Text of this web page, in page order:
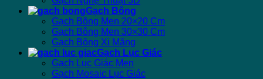
Gạch Bông
Gạch Bông Men 20×20 Cm
Gạch Bông Men 30×30 Cm
Gạch Bông Xi Măng
Gạch Lục Giác
Gạch Lục Giác Men
Gạch Mosaic Lục Giác